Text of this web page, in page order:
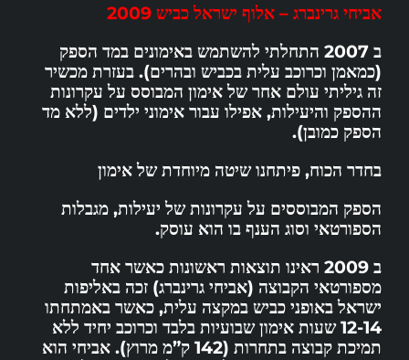
אביחי גרינברג – אלוף ישראל כביש 2009
ב 2007 התחלתי להשתמש באימונים במד הספק
(כמאמן וכרוכב עלית בכביש ובהרים). בעזרת מכשיר
זה גיליתי עולם אחר של אימון המבוסס על עקרונות
ההספק והיעילות, אפילו עבור אימוני ילדים (ללא מד
הספק כמובן).
בחדר הכוח, פיתחנו שיטה מיוחדת של אימון
הספק המבוססים על עקרונות של יעילות, מגבלות
הספורטאי וסוג הענף בו הוא עוסק.
ב 2009 ראינו תוצאות ראשונות כאשר אחד
מספורטאי הקבוצה (אביחי גרינברג) זכה באליפות
ישראל באופני כביש במקצה עלית, כאשר באמתחתו
12-14 שעות אימון שבועיות בלבד וכרוכב יחיד ללא
תמיכת קבוצה בתחרות (142 ק”מ מרוץ). אביחי הוא